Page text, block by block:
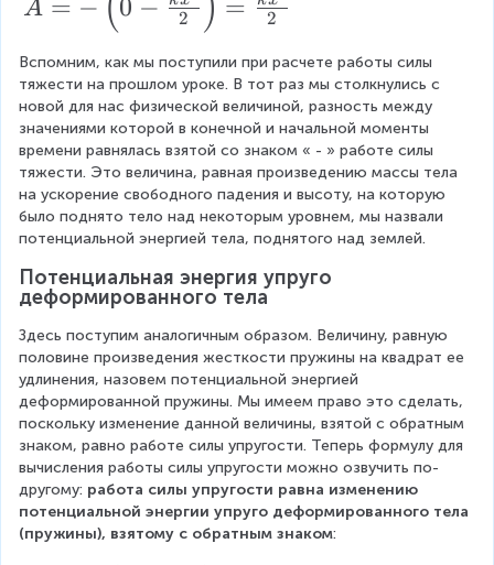
}
{
2
}
\
c
d
o
t
(
x
_
1
-
x
_
_
2
}
{
2
}
=
k
\
c
d
o
t
\f
r
a
{
_
{
1
}
+
x
_
{
2
}
}
{
2
}
\
c
-
\l
ef
t(
0
-
\f
r
a
c
{
k
x
^
2
}
A = − 0 − 2 = 2
Вспомним, как мы поступили при расчете работы силы
тяжести на прошлом уроке. В тот раз мы столкнулись с
новой для нас физической величиной, разность между
значениями которой в конечной и начальной моменты
времени равнялась взятой со знаком « - » работе силы
тяжести. Это величина, равная произведению массы тела
на ускорение свободного падения и высоту, на которую
было поднято тело над некоторым уровнем, мы назвали
потенциальной энергией тела, поднятого над землей.
Потенциальная энергия упруго
деформированного тела
Здесь поступим аналогичным образом. Величину, равную
половине произведения жесткости пружины на квадрат ее
удлинения, назовем потенциальной энергией
деформированной пружины. Мы имеем право это сделать,
поскольку изменение данной величины, взятой с обратным
знаком, равно работе силы упругости. Теперь формулу для
вычисления работы силы упругости можно озвучить по-
другому: работа силы упругости равна изменению
потенциальной энергии упруго деформированного тела
(пружины), взятому с обратным знаком: